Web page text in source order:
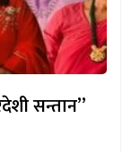
सन्तान”